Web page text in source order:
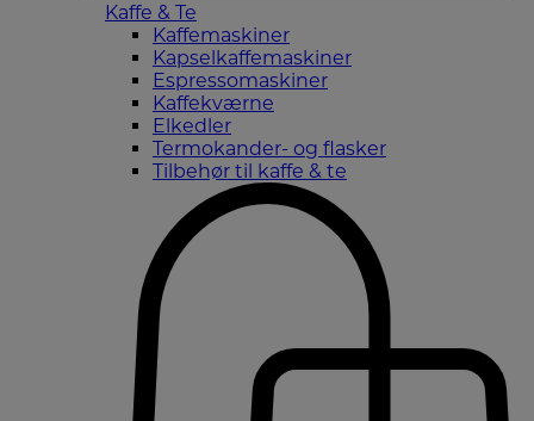
Kaffe & Te
Kaffemaskiner
Kapselkaffemaskiner
Espressomaskiner
Kaffekværne
Elkedler
Termokander- og flasker
Tilbehør til kaffe & te